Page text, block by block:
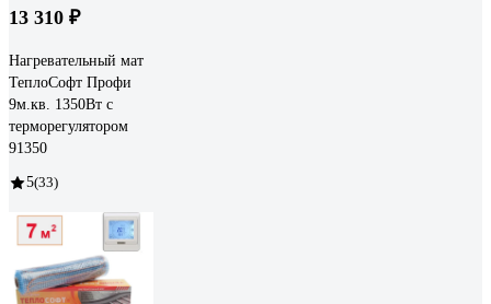
13 310 ₽
Нагревательный мат
ТеплоСофт Профи
9м.кв. 1350Вт с
терморегулятором
91350
5(33)